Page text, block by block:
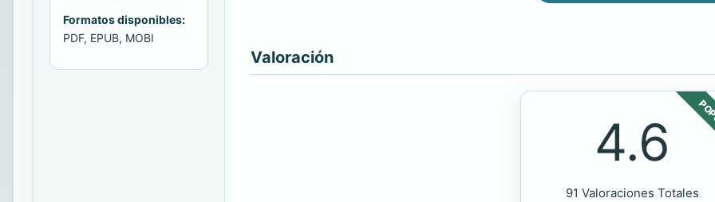
Formatos disponibles:
PDF, EPUB, MOBI
Valoración
4.6
91 Valoraciones Totales